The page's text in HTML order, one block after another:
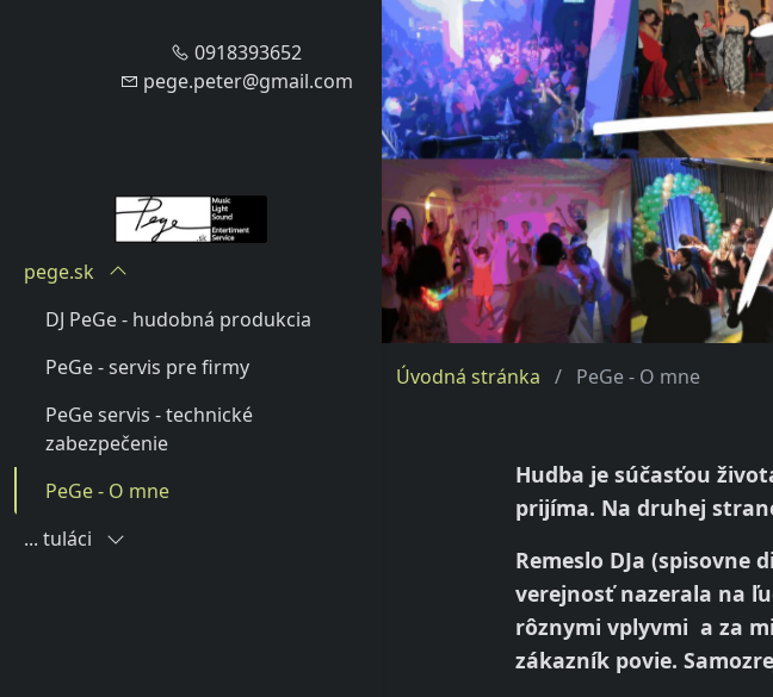
0918393652
pege.peter@gmail.com
pege.sk
DJ PeGe - hudobná produkcia
PeGe - servis pre firmy
PeGe servis - technické
zabezpečenie
PeGe - O mne
... tuláci
Úvodná stránka PeGe - O mne
Hudba je súčasťou
prijíma. Na druhej
Remeslo DJa
verejnosť nazerala na
rôznymi vplyvmi a za
zákazník povie.